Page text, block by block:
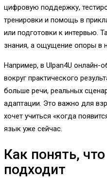
цифровую поддержку,
тренировки и помощь в
или подготовки к интервью.
знания, а ощущение опоры в
Например, в Ulpan4U онлайн-
вокруг практического
больше речи, реальных
адаптации. Это важно для
хочет учиться «когда
язык уже сейчас.
Как понять,
подходит